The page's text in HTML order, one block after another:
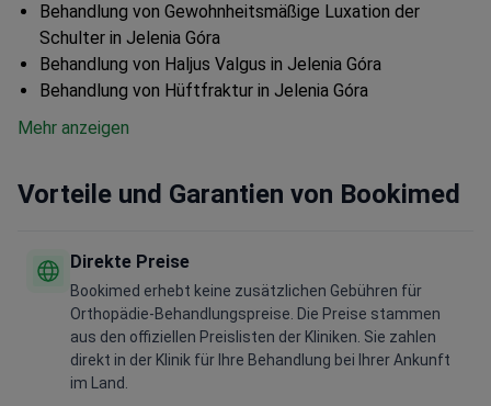
Behandlung von Gewohnheitsmäßige Luxation der
Schulter in Jelenia Góra
Behandlung von Haljus Valgus in Jelenia Góra
Behandlung von Hüftfraktur in Jelenia Góra
Mehr anzeigen
Vorteile und Garantien von Bookimed
Direkte Preise
Bookimed erhebt keine zusätzlichen Gebühren für
Orthopädie-Behandlungspreise. Die Preise stammen
aus den offiziellen Preislisten der Kliniken. Sie zahlen
direkt in der Klinik für Ihre Behandlung bei Ihrer Ankunft
im Land.